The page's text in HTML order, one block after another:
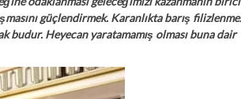
güçlendirmek. Karanlıkta barış
budur. Heyecan yaratamamış olması buna dair